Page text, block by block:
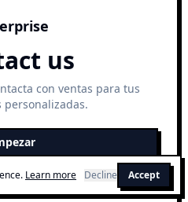
us
con ventas para tus
personalizadas.
personalizados
Learn more Decline Accept